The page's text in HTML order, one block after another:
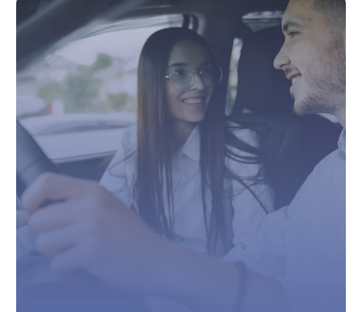
15 juin 2026